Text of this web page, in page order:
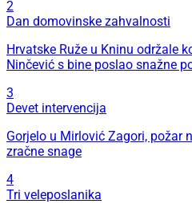
2
Dan domovinske zahvalnosti
Hrvatske Ruže u Kninu održale
Ninčević s bine poslao snažne
3
Devet intervencija
Gorjelo u Mirlović Zagori, požar
zračne snage
4
Tri veleposlanika